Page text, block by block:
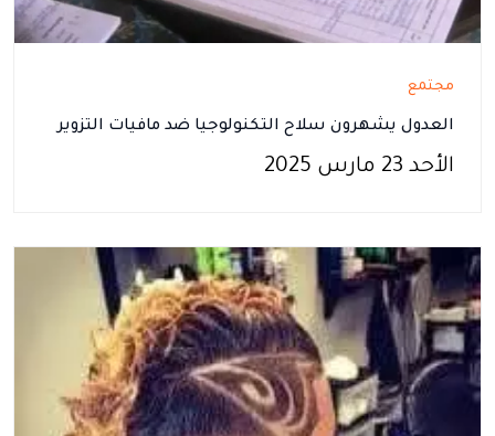
مجتمع
العدول يشهرون سلاح التكنولوجيا ضد مافيات التزوير
الأحد 23 مارس 2025